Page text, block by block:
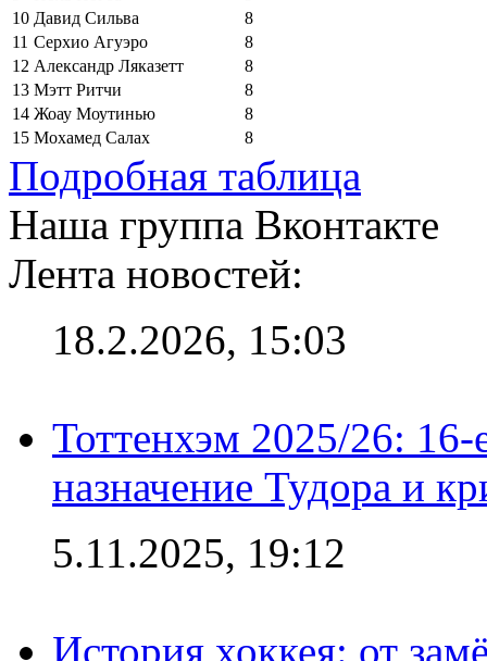
10 Давид Сильва
8
11 Серхио Агуэро
8
12 Александр Ляказетт
8
13 Мэтт Ритчи
8
14 Жоау Моутинью
8
15 Мохамед Салах 8
Подробная таблица
Наша группа Вконтакте
Лента новостей:
18.2.2026, 15:03
Тоттенхэм 2025/26:
назначение Тудора и
5.11.2025, 19:12
История хоккея: от